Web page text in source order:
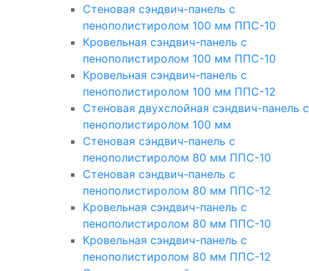
Стеновая сэндвич-панель с
пенополистиролом 100 мм ППС-10
Кровельная сэндвич-панель с
пенополистиролом 100 мм ППС-10
Кровельная сэндвич-панель с
пенополистиролом 100 мм ППС-12
Стеновая двухслойная сэндвич-панель с
пенополистиролом 100 мм
Стеновая сэндвич-панель с
пенополистиролом 80 мм ППС-10
Стеновая сэндвич-панель с
пенополистиролом 80 мм ППС-12
Кровельная сэндвич-панель с
пенополистиролом 80 мм ППС-10
Кровельная сэндвич-панель с
пенополистиролом 80 мм ППС-12